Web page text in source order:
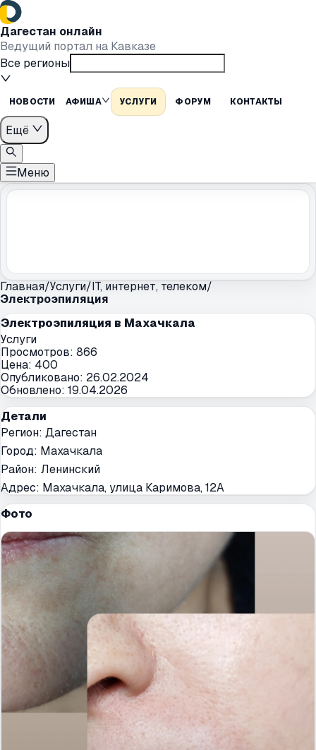
Дагестан онлайн
Ведущий портал на Кавказе
Все регионы
НОВОСТИ АФИША УСЛУГИ ФОРУМ КОНТАКТЫ
Ещё
Меню
Главная/Услуги/IT, интернет, телеком/
Электроэпиляция
Электроэпиляция в Махачкала
Услуги
Просмотров: 866
Цена: 400
Опубликовано: 26.02.2024
Обновлено: 19.04.2026
Детали
Регион: Дагестан
Город: Махачкала
Район: Ленинский
Адрес: Махачкала, улица Каримова, 12А
Фото